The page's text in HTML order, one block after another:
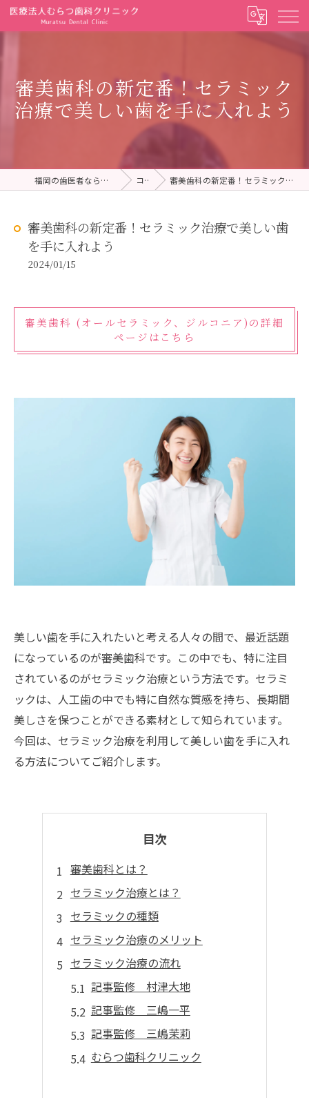
審美歯科の新定番！セラミック
治療で美しい歯を手に入れよう
福岡の歯医者ならむらつ歯科クリニック コラム 審美歯科の新定番！セラミック治療で美しい歯を手に入れよう
審美歯科の新定番！セラミック治療で美しい歯
を手に入れよう
2024/01/15
審美歯科 (オールセラミック、ジルコニア)の詳細
ページはこちら
美しい歯を手に入れたいと考える人々の間で、最近話題
になっているのが審美歯科です。この中でも、特に注目
されているのがセラミック治療という方法です。セラミ
ックは、人工歯の中でも特に自然な質感を持ち、長期間
美しさを保つことができる素材として知られています。
今回は、セラミック治療を利用して美しい歯を手に入れ
る方法についてご紹介します。
目次
審美歯科とは？
セラミック治療とは？
セラミックの種類
セラミック治療のメリット
セラミック治療の流れ
記事監修 村津大地
記事監修 三嶋一平
記事監修 三嶋茉莉
むらつ歯科クリニック